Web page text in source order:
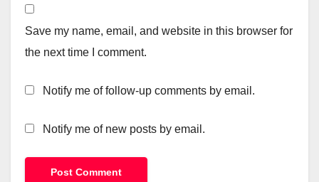
Save my name, email, and website in this browser for
the next time I comment.
Notify me of follow-up comments by email.
Notify me of new posts by email.